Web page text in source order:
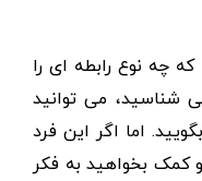
چه نوع رابطه ای را
شناسید، می توانید
اما اگر این فرد
کمک بخواهید به فکر